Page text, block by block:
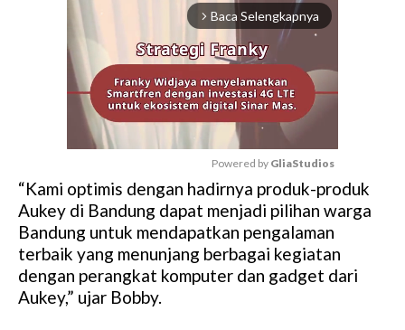
arrow_forward_ios Baca Selengkapnya
M
u
t
e
Powered by GliaStudios
“Kami optimis dengan hadirnya produk-produk
Aukey di Bandung dapat menjadi pilihan warga
Bandung untuk mendapatkan pengalaman
terbaik yang menunjang berbagai kegiatan
dengan perangkat komputer dan gadget dari
Aukey,” ujar Bobby.